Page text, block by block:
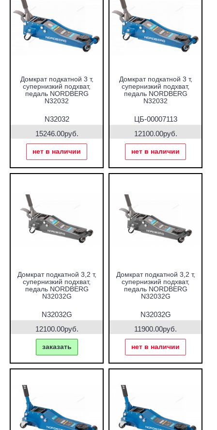
Домкрат подкатной 3 т,
супернизкий подхват,
педаль NORDBERG
N32032
N32032
15246.00руб.
нет в наличии
Домкрат подкатной 3 т,
супернизкий подхват,
педаль NORDBERG
N32032
ЦБ-00007113
12100.00руб.
нет в наличии
Домкрат подкатной 3,2 т,
супернизкий подхват,
педаль NORDBERG
N32032G
N32032G
12100.00руб.
заказать
Домкрат подкатной 3,2 т,
супернизкий подхват,
педаль NORDBERG
N32032G
N32032G
11900.00руб.
нет в наличии